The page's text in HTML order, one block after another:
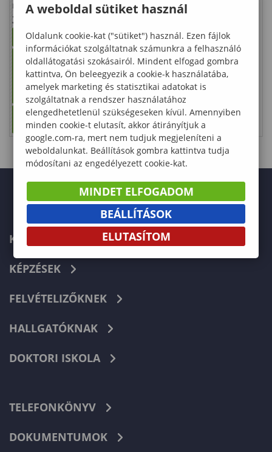
Erika
31
bALEK
HÉT
Orientá
ciós
nap
évesek
nek
Regisztr
időszak
KARUNK
KÉPZÉSEK
FELVÉTELIZŐKNEK
HALLGATÓKNAK
DOKTORI ISKOLA
TELEFONKÖNYV
DOKUMENTUMOK
A weboldal sütiket használ
Oldalunk cookie-kat ("sütiket") használ. Ezen fájlok
információkat szolgáltatnak számunkra a felhasználó
oldallátogatási szokásairól. Mindent elfogad gombra
kattintva, Ön beleegyezik a cookie-k használatába,
amelyek marketing és statisztikai adatokat is
szolgáltatnak a rendszer használatához
elengedhetetlenül szükségeseken kívül. Amennyiben
minden cookie-t elutasít, akkor átirányítjuk a
google.com-ra, mert nem tudjuk megjeleníteni a
weboldalunkat. Beállítások gombra kattintva tudja
módosítani az engedélyezett cookie-kat.
MINDET ELFOGADOM
BEÁLLÍTÁSOK
ELUTASÍTOM